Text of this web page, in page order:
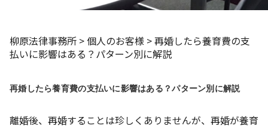
柳原法律事務所 > 個人のお客様 >再婚したら養育費の支
払いに影響はある？パターン別に解説
再婚したら養育費の支払いに影響はある？パターン別に解説
離婚後、再婚することは珍しくありませんが、再婚が養育